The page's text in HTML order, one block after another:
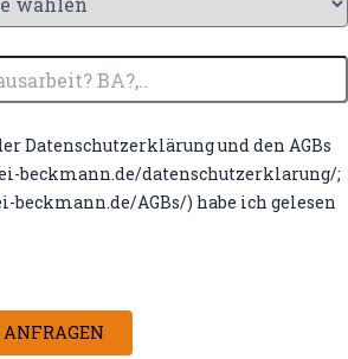
Datenschutzerklärung und den AGBs
beckmann.de/datenschutzerklarung/;
AGBs/) habe ich gelesen